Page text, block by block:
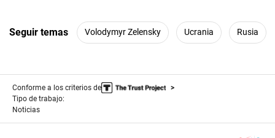
Seguir temas Volodymyr Zelensky Ucrania Rusia
Conforme a los criterios de
Tipo de trabajo:
Noticias